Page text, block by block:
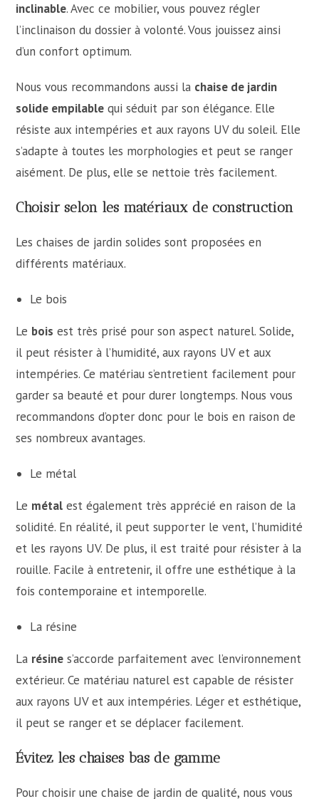
inclinable. Avec ce mobilier, vous pouvez régler
l’inclinaison du dossier à volonté. Vous jouissez ainsi
d’un confort optimum.
Nous vous recommandons aussi la chaise de jardin
solide empilable qui séduit par son élégance. Elle
résiste aux intempéries et aux rayons UV du soleil. Elle
s’adapte à toutes les morphologies et peut se ranger
aisément. De plus, elle se nettoie très facilement.
Choisir selon les matériaux de construction
Les chaises de jardin solides sont proposées en
différents matériaux.
Le bois
Le bois est très prisé pour son aspect naturel. Solide,
il peut résister à l’humidité, aux rayons UV et aux
intempéries. Ce matériau s’entretient facilement pour
garder sa beauté et pour durer longtemps. Nous vous
recommandons d’opter donc pour le bois en raison de
ses nombreux avantages.
Le métal
Le métal est également très apprécié en raison de la
solidité. En réalité, il peut supporter le vent, l’humidité
et les rayons UV. De plus, il est traité pour résister à la
rouille. Facile à entretenir, il offre une esthétique à la
fois contemporaine et intemporelle.
La résine
La résine s’accorde parfaitement avec l’environnement
extérieur. Ce matériau naturel est capable de résister
aux rayons UV et aux intempéries. Léger et esthétique,
il peut se ranger et se déplacer facilement.
Évitez les chaises bas de gamme
Pour choisir une chaise de jardin de qualité, nous vous